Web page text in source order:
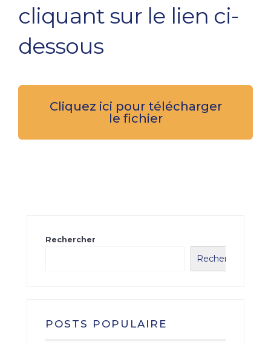
cliquant sur le lien ci-
dessous
Cliquez ici pour télécharger
le fichier
Rechercher
Rechercher
POSTS POPULAIRE